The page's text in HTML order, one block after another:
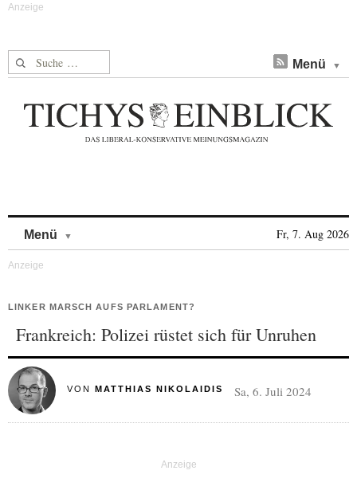
Suche nach: Menü
Menü Fr, 7. Aug 2026
LINKER MARSCH AUFS PARLAMENT?
Frankreich: Polizei rüstet sich für Unruhen
VON MATTHIAS NIKOLAIDIS Sa, 6. Juli 2024